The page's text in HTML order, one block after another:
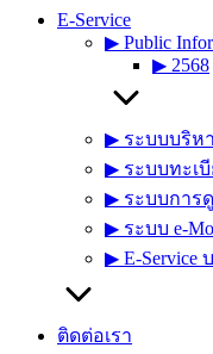
E-Service
▶︎ Public
▶︎ 2568
▶︎ ระบบบริหา
▶︎ ระบบทะเบี
▶︎ ระบบการ
▶︎ ระบบ e-
▶︎ E-Service
ติดต่อเรา